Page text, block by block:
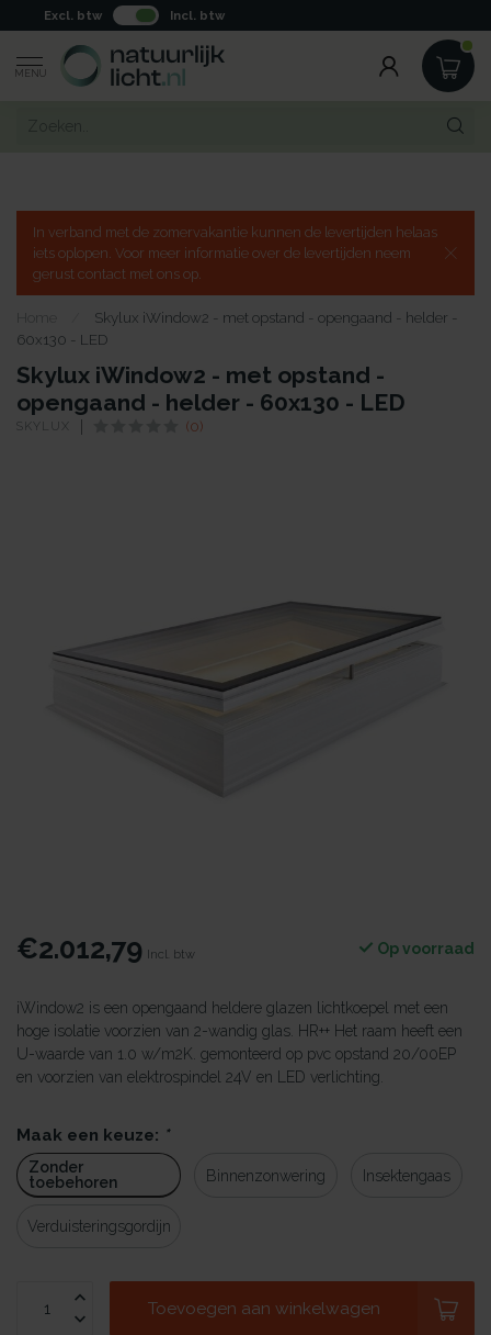
Excl. btw Incl. btw
MENU
In verband met de zomervakantie kunnen de levertijden helaas
iets oplopen. Voor meer informatie over de levertijden neem
gerust contact met ons op.
Home
Skylux iWindow2 - met opstand - opengaand - helder -
60x130 - LED
Skylux iWindow2 - met opstand -
opengaand - helder - 60x130 - LED
SKYLUX (0)
€2.012,79 Incl. btw Op voorraad
iWindow2 is een opengaand heldere glazen lichtkoepel met een
hoge isolatie voorzien van 2-wandig glas. HR++ Het raam heeft een
U-waarde van 1.0 w/m2K. gemonteerd op pvc opstand 20/00EP
en voorzien van elektrospindel 24V en LED verlichting.
Maak een keuze: *
Zonder
toebehoren
Binnenzonwering Insektengaas
Verduisteringsgordijn
Toevoegen aan winkelwagen